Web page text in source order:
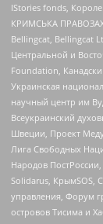
IStories fonds,
КРИМСЬКА
Bellingcat, Bellingcat
Центральной и
Foundation,
Украинская
научный центр им
Всеукраинский
Швеции, Проект
Лига Свободных
Народов
Solidarus, КрымSOS,
управления, Форум
островов Тисима и